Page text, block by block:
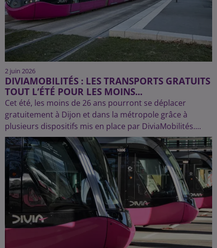
2 juin 2026
DIVIAMOBILITÉS : LES TRANSPORTS GRATUITS
TOUT L’ÉTÉ POUR LES MOINS...
Cet été, les moins de 26 ans pourront se déplacer
gratuitement à Dijon et dans la métropole grâce à
plusieurs dispositifs mis en place par DiviaMobilités....